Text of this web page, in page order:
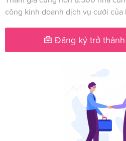
công kinh doanh dịch vụ cưới của
Đăng ký trở